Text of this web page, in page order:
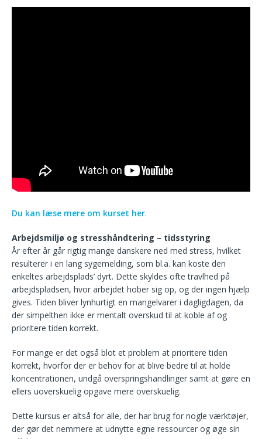
Du kan læse mere om kurset her.
Arbejdsmiljø og stresshåndtering – tidsstyring
År efter år går rigtig mange danskere ned med stress, hvilket
resulterer i en lang sygemelding, som bl.a. kan koste den
enkeltes arbejdsplads’ dyrt. Dette skyldes ofte travlhed på
arbejdspladsen, hvor arbejdet hober sig op, og der ingen hjælp
gives. Tiden bliver lynhurtigt en mangelvarer i dagligdagen, da
der simpelthen ikke er mentalt overskud til at koble af og
prioritere tiden korrekt.
For mange er det også blot et problem at prioritere tiden
korrekt, hvorfor der er behov for at blive bedre til at holde
koncentrationen, undgå overspringshandlinger samt at gøre en
ellers uoverskuelig opgave mere overskuelig.
Dette kursus er altså for alle, der har brug for nogle værktøjer,
der gør det nemmere at udnytte egne ressourcer og øge sin